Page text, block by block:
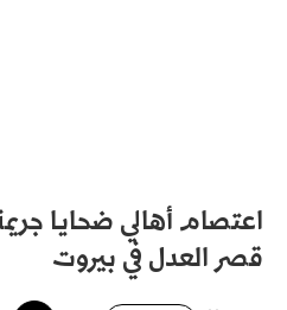
اعتصام أهالي ضحايا
قصر العدل في بيروت